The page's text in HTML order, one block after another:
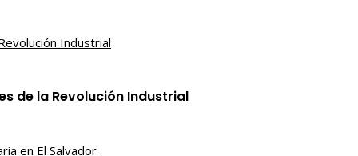
de la Revolución Industrial